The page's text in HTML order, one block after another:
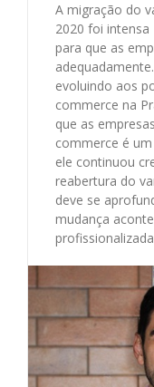
A migração do
2020 foi
para que as
evoluindo aos
commerce na
que as
commerce é
ele continuou
reabertura do
deve se
mudança